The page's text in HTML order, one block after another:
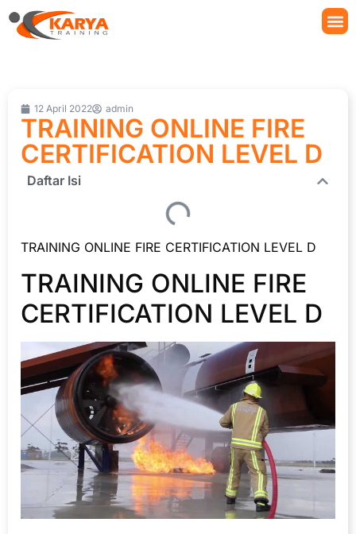
12 April 2022 admin
TRAINING ONLINE FIRE
CERTIFICATION LEVEL D
Daftar Isi
TRAINING ONLINE FIRE CERTIFICATION LEVEL D
TRAINING ONLINE FIRE
CERTIFICATION LEVEL D